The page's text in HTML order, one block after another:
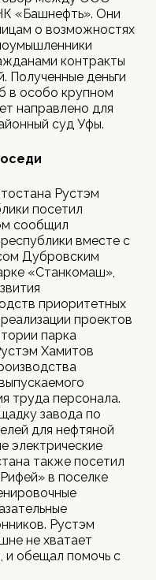
«Башнефть». Они
о возможностях
контракты
Полученные деньги
в особо крупном
направлено для
суд Уфы.
Рустэм
посетил
сообщил
вместе с
Дубровским
«Станкомаш»,
приоритетных
проектов
парка
Хамитов
труда персонала.
завода по
для нефтяной
электрические
также посетил
в поселке
Рустэм
не хватает
обещал помочь с